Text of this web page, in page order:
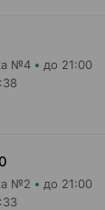
№4 до 21:00
№2 до 21:00